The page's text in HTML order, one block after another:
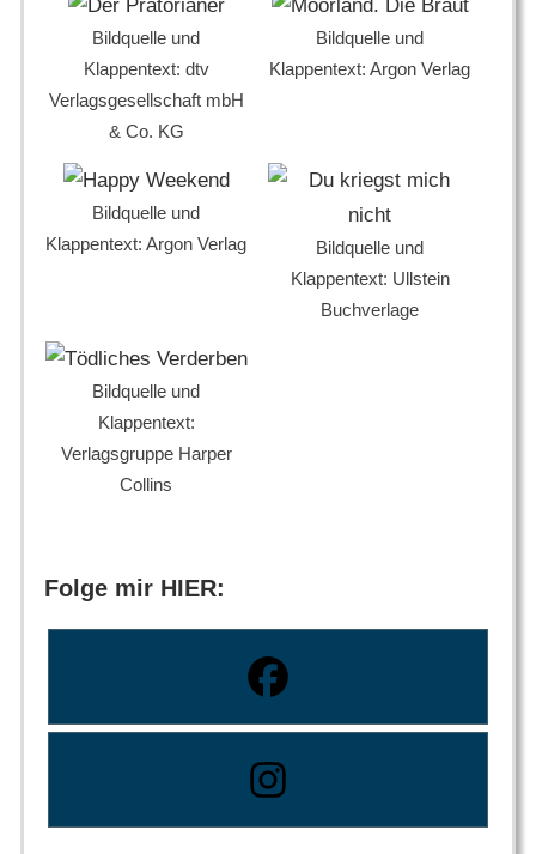
Bildquelle und
Klappentext: dtv
Verlagsgesellschaft mbH
& Co. KG
Bildquelle und
Klappentext: Argon Verlag
Bildquelle und
Klappentext: Argon Verlag
Bildquelle und
Klappentext: Ullstein
Buchverlage
Bildquelle und
Klappentext:
Verlagsgruppe Harper
Collins
Folge mir HIER: